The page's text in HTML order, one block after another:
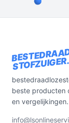
beste producten
en vergelijkingen.